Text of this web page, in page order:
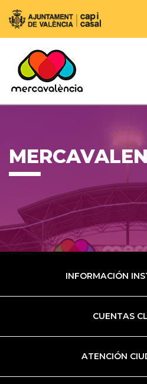
INFORMACIÓN
CUENTAS
ATENCIÓN